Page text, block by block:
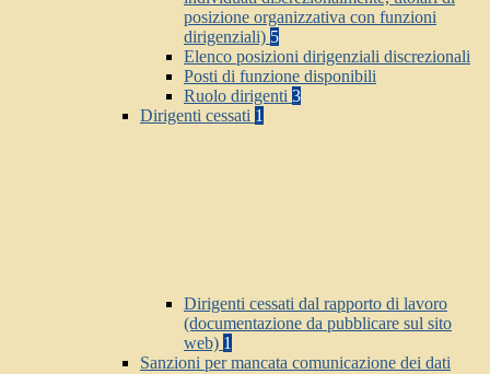
posizione organizzativa con funzioni
dirigenziali) 5
Elenco posizioni dirigenziali discrezionali
Posti di funzione disponibili
Ruolo dirigenti 3
Dirigenti cessati 1
Dirigenti cessati dal rapporto di lavoro
(documentazione da pubblicare sul sito
web) 1
Sanzioni per mancata comunicazione dei dati